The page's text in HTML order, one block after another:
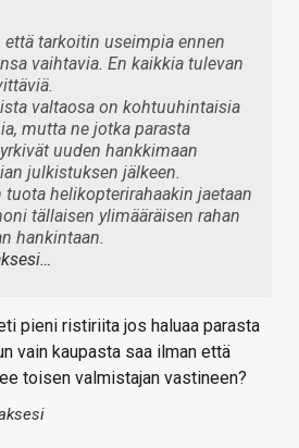
että tarkoitin useimpia ennen
vaihtavia. En kaikkia tulevan
valtaosa on kohtuuhintaisia
mutta ne jotka parasta
uuden hankkimaan
julkistuksen jälkeen.
tuota helikopterirahaakin jaetaan
tällaisen ylimääräisen rahan
hankintaan.
pieni ristiriita jos haluaa parasta
vain kaupasta saa ilman että
toisen valmistajan vastineen?